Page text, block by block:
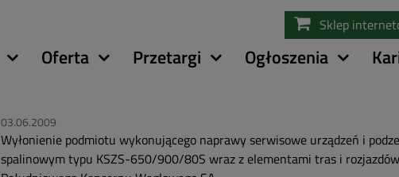
treści
Sklep
Oferta Przetargi Ogłoszenia
03.06.2009
Wyłonienie podmiotu wykonującego naprawy serwisowe urządzeń i
spalinowym typu KSZS-650/900/80S wraz z elementami tras i